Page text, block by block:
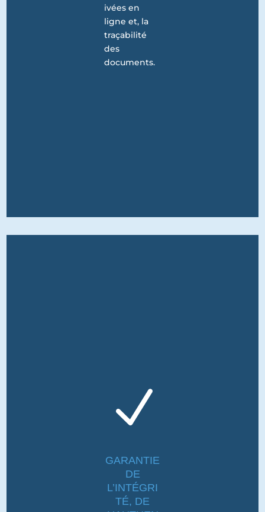
ivées en
ligne et, la
traçabilité
des
documents.
N
GARANTIE
DE
L’INTÉGRI
TÉ, DE